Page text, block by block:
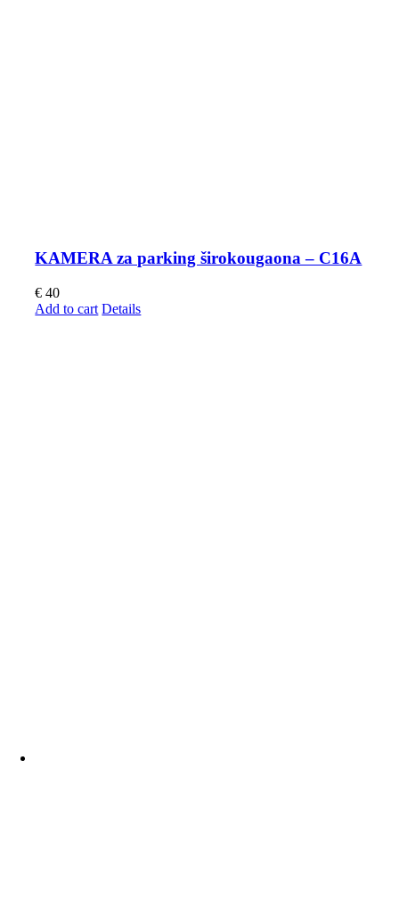
KAMERA za parking širokougaona – C16A
€ 40
Add to cart Details